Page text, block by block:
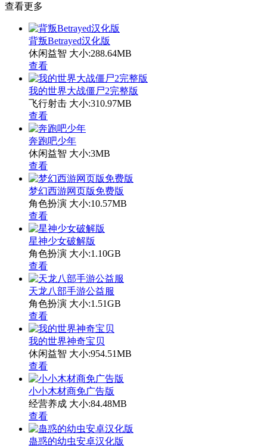
查看更多
背叛Betrayed汉化版
休闲益智 大小:288.64MB
查看
我的世界大战僵尸2完整版
飞行射击 大小:310.97MB
查看
奔跑吧少年
休闲益智 大小:3MB
查看
梦幻西游网页版免费版
角色扮演 大小:10.57MB
查看
星神少女破解版
角色扮演 大小:1.10GB
查看
天龙八部手游公益服
角色扮演 大小:1.51GB
查看
我的世界神奇宝贝
休闲益智 大小:954.51MB
查看
小小木材商免广告版
经营养成 大小:84.48MB
查看
蛊惑的幼虫安卓汉化版